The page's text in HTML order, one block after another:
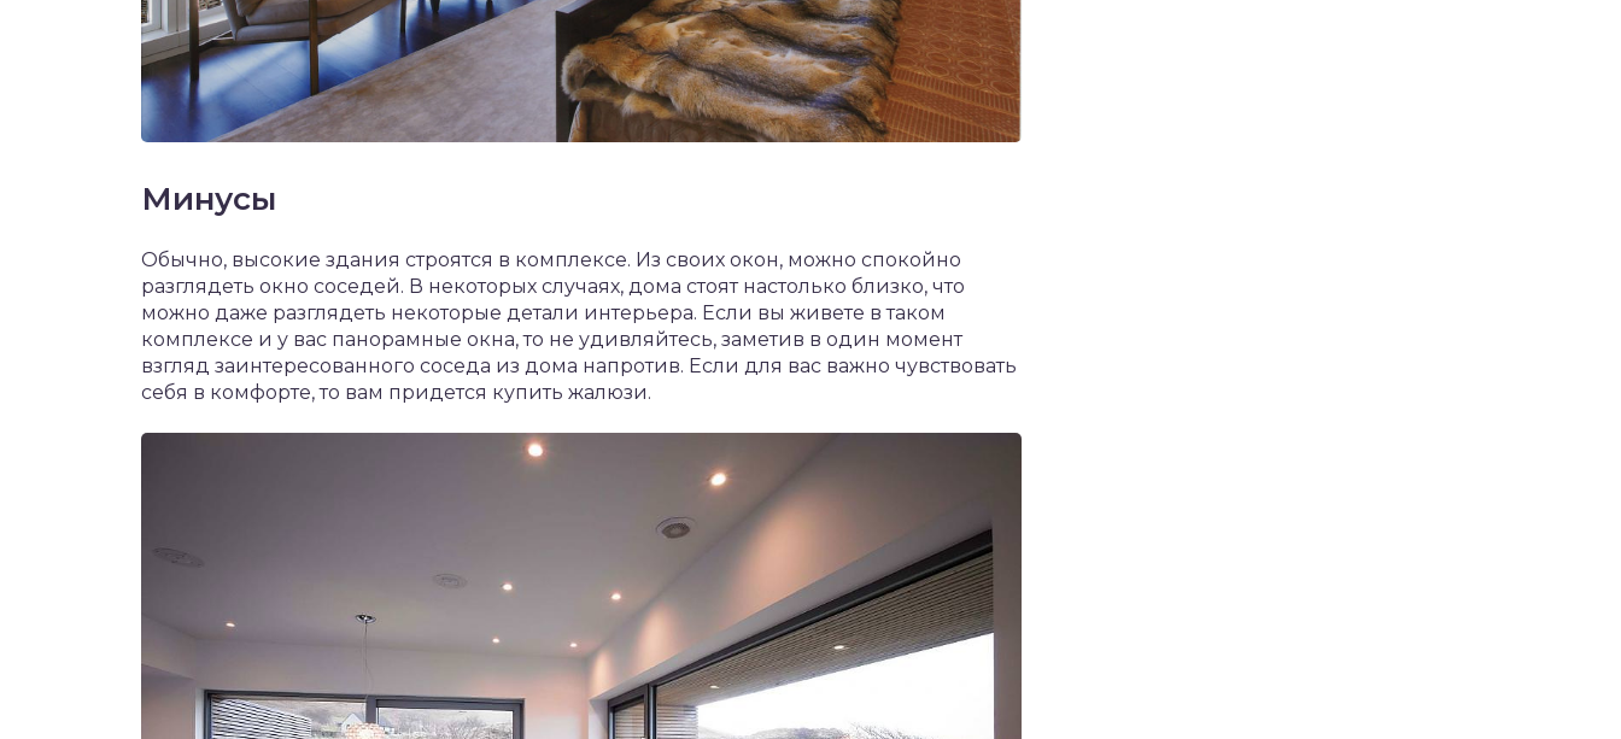
Минусы
Обычно, высокие здания строятся в комплексе. Из своих окон, можно спокойно
разглядеть окно соседей. В некоторых случаях, дома стоят настолько близко, что
можно даже разглядеть некоторые детали интерьера. Если вы живете в таком
комплексе и у вас панорамные окна, то не удивляйтесь, заметив в один момент
взгляд заинтересованного соседа из дома напротив. Если для вас важно чувствовать
себя в комфорте, то вам придется купить жалюзи.